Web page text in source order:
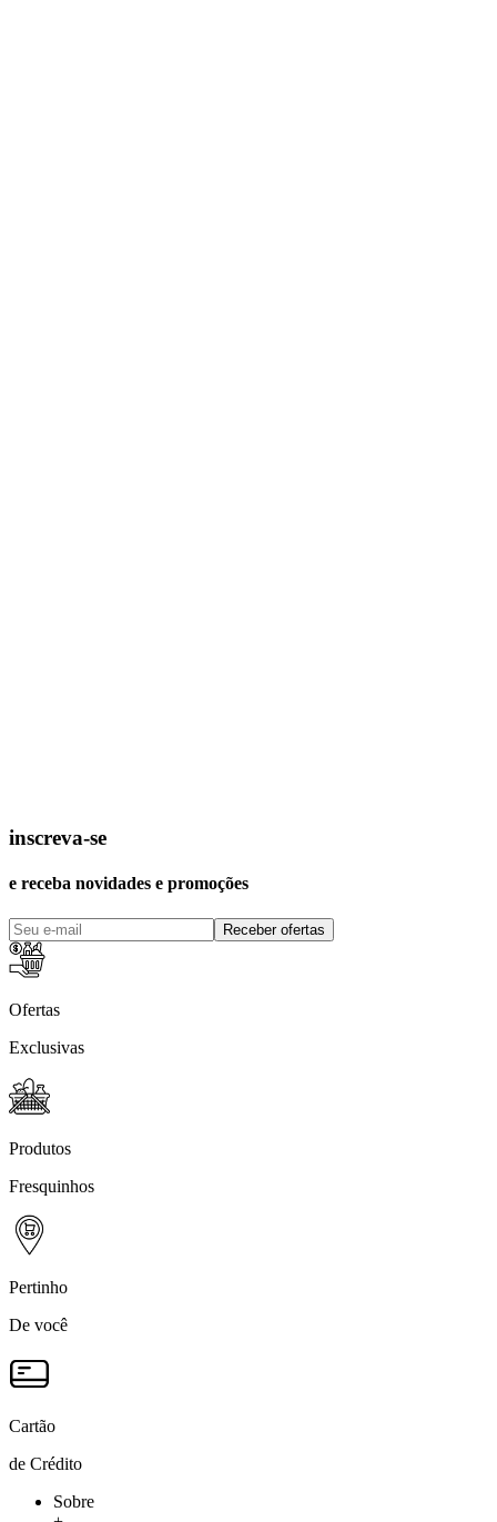
inscreva-se
e receba novidades e promoções
Receber ofertas
Ofertas
Exclusivas
Produtos
Fresquinhos
Pertinho
De você
Cartão
de Crédito
Sobre